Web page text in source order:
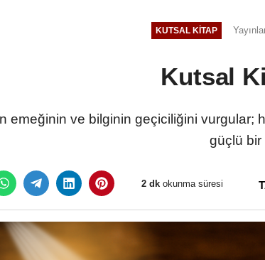
KUTSAL KITAP
Kutsal
emeğinin ve bilginin geçiciliğini vurgular;
güçlü bir
2 dk okunma süresi